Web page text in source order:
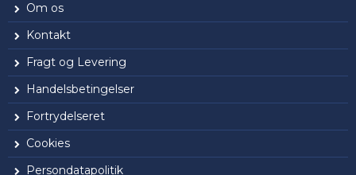
Om os
Kontakt
Fragt og Levering
Handelsbetingelser
Fortrydelseret
Cookies
Persondatapolitik